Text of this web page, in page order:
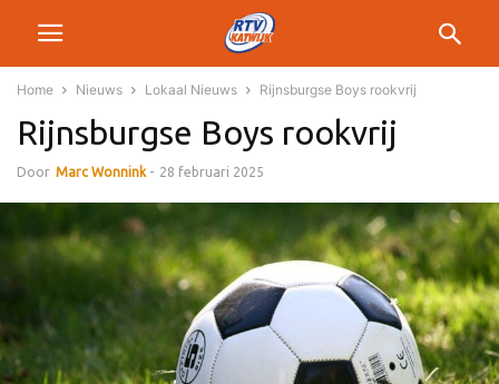
Home Nieuws Lokaal Nieuws Rijnsburgse Boys rookvrij
Rijnsburgse Boys rookvrij
Door Marc Wonnink - 28 februari 2025